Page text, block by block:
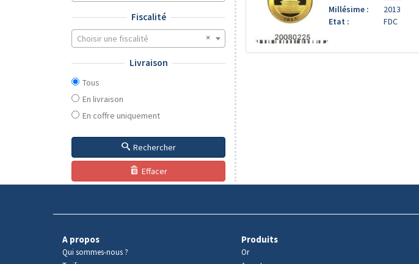
Fiscalité
Choisir une fiscalité
Livraison
Tous
En livraison
En coffre uniquement
Rechercher
Effacer
Millésime :
2013
Etat :
FDC
A propos
Qui sommes-nous ?
Produits
Or